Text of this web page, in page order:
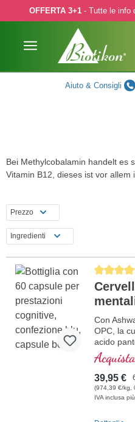
to main content
Skip to search
Skip to main navigation
OFFERTA 3+1- Tutte le info
Aiuto & Consigli
Bei Methylcobalamin handelt es
Vitamin B12, dieses ist vor allem
Prezzo
Ingredienti
Average
Con
OPC, la
acido
normale
nella
39,95 €
(974,39 €/kg,
IVA inclusa più